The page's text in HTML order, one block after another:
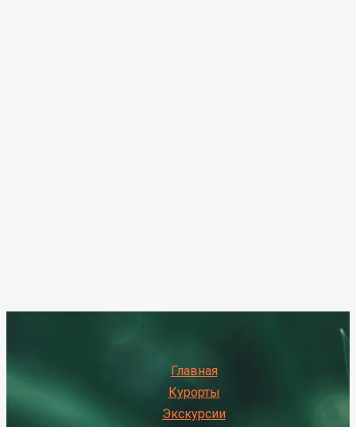
Главная
Курорты
Экскурсии